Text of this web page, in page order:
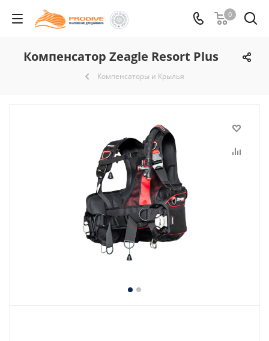
0
Компенсатор Zeagle Resort Plus
Компенсаторы и Крылья